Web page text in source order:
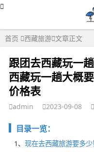
首页 西藏旅游 文章正文
跟团去西藏玩一
西藏玩一趟大概
价格表
admin 2023-09-08
目录一览：
1、现在去西藏旅游要多少